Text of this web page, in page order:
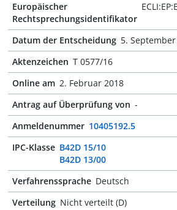
Europäischer
Rechtsprechungsidentifikator
Datum der Entscheidung 5.
Aktenzeichen T 0577/16
Online am 2. Februar 2018
Antrag auf Überprüfung von -
Anmeldenummer 10405192.5
IPC-Klasse B42D 15/10
B42D 13/00
Verfahrenssprache Deutsch
Verteilung Nicht verteilt (D)